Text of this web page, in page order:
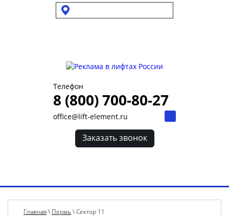
Телефон
8 (800) 700-80-27
office@lift-element.ru
Заказать звонок
Главная\ Пермь \Сектор 11